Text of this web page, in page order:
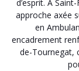
d’esprit. A
approche axée
en
encadrement
de-Tournegat,